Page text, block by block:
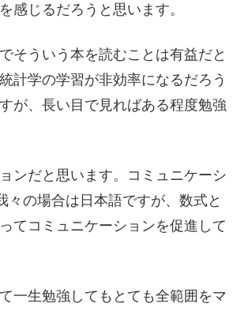
感じるだろうと思います。
そういう本を読むことは有益だと
計学の学習が非効率になるだろう
が、長い目で見ればある程度勉強
ンだと思います。コミュニケーシ
々の場合は日本語ですが、数式と
てコミュニケーションを促進して
一生勉強してもとても全範囲をマ